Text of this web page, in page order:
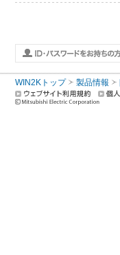
WIN2Kトップ 製品情報